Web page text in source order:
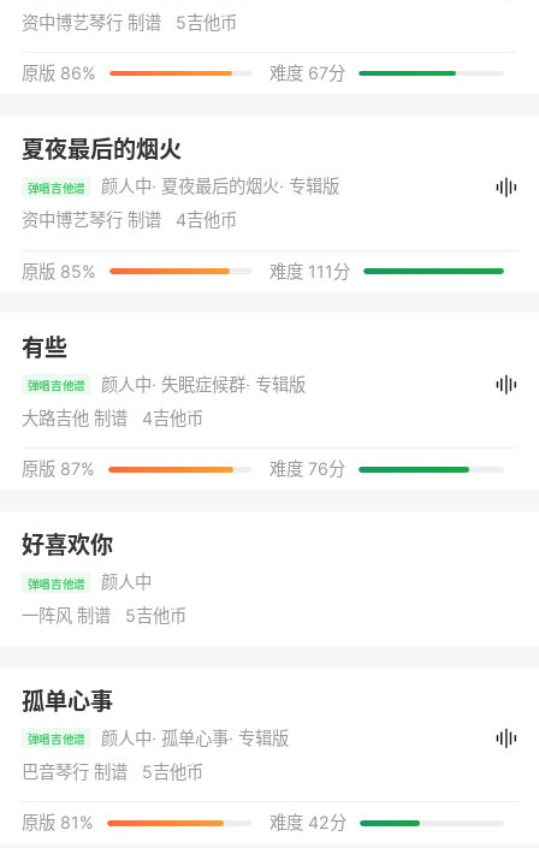
资中博艺琴行 制谱 5吉他币
原版 86% 难度 67分
夏夜最后的烟火
弹唱吉他谱 颜人中· 夏夜最后的烟火· 专辑版
资中博艺琴行 制谱 4吉他币
原版 85% 难度 111分
有些
弹唱吉他谱 颜人中· 失眠症候群· 专辑版
大路吉他 制谱 4吉他币
原版 87% 难度 76分
好喜欢你
弹唱吉他谱
颜人中
一阵风 制谱 5吉他币
孤单心事
弹唱吉他谱 颜人中· 孤单心事· 专辑版
巴音琴行 制谱 5吉他币
原版 81% 难度 42分